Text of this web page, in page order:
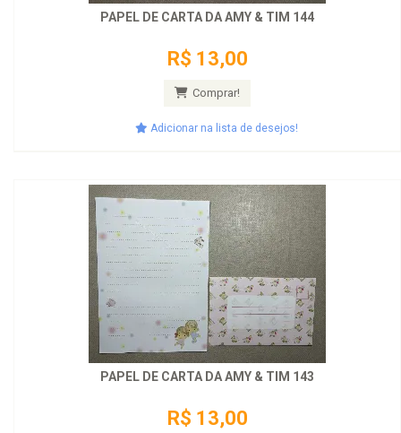
PAPEL DE CARTA DA AMY & TIM 144
R$ 13,00
Comprar!
Adicionar na lista de desejos!
PAPEL DE CARTA DA AMY & TIM 143
R$ 13,00